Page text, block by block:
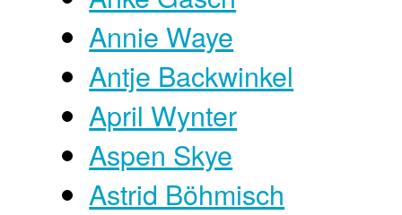
Annie Waye
Antje Backwinkel
April Wynter
Aspen Skye
Astrid Böhmisch